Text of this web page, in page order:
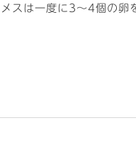
スは一度に3～4個の